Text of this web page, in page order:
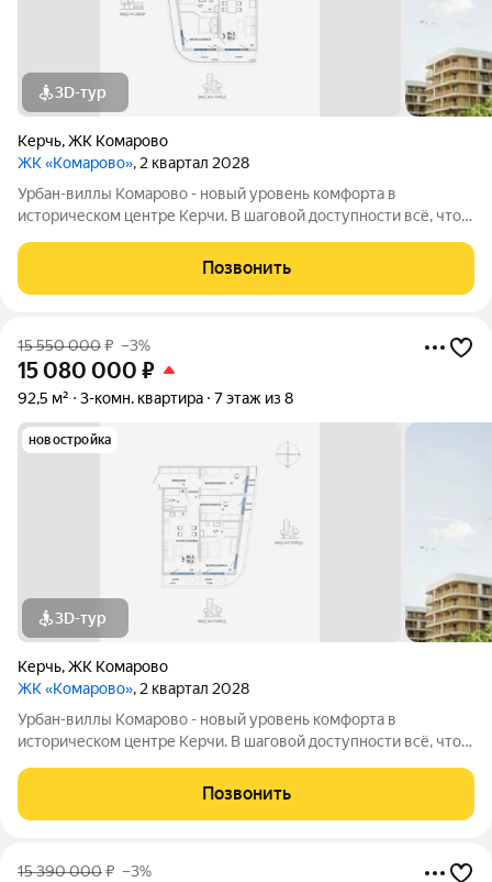
3D-тур
Керчь,ЖК Комарово
ЖК «Комарово», 2 квартал 2028
Урбан-виллы Комарово - новый уровень комфорта в
историческом центре Керчи. В шаговой доступности всё, что
благодаря обилию парковых зон. Прямо под окнами самый
большой ландшафтный парк в
Позвонить
15 550 000₽ –3%
15 080 000 ₽
92,5 м² 3-комн. квартира 7 этаж из 8
новостройка
3D-тур
Керчь,ЖК Комарово
ЖК «Комарово», 2 квартал 2028
Урбан-виллы Комарово - новый уровень комфорта в
историческом центре Керчи. В шаговой доступности всё, что
благодаря обилию парковых зон. Прямо под окнами самый
большой ландшафтный парк в
Позвонить
15 390 000₽ –3%